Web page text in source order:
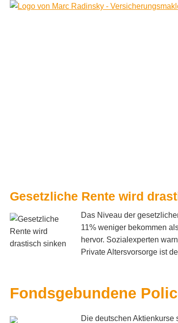
Gesetzliche Rente wird
Das Niveau der
11% weniger bekommen
hervor. Sozialexperten
Private Alters­vorsorge ist
Fondsgebundene
Die deutschen